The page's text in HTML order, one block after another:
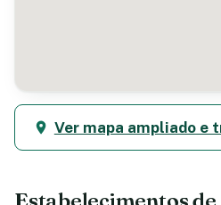
Ver mapa ampliado e